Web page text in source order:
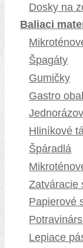
Dosky na
Baliaci
Špagáty
Gumičky
Gastro
Hliníkové
Špáradlá
Zatváracie
Papierové
Lepiace